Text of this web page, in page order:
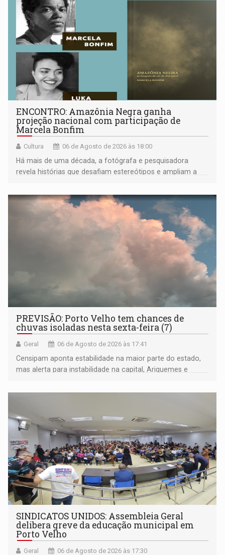
ENCONTRO: Amazônia Negra ganha
projeção nacional com participação de
Marcela Bonfim
Cultura 06 de Agosto de 2026 às 18:00
Há mais de uma década, a fotógrafa e pesquisadora
revela histórias que desafiam estereótipos e ampliam a
negras
PREVISÃO: Porto Velho tem chances de
chuvas isoladas nesta sexta-feira (7)
Geral 06 de Agosto de 2026 às 17:41
Censipam aponta estabilidade na maior parte do estado,
mas alerta para instabilidade na capital, Ariquemes e
SINDICATOS UNIDOS: Assembleia Geral
delibera greve da educação municipal em
Porto Velho
Geral 06 de Agosto de 2026 às 17:30